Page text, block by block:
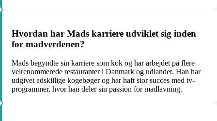
Hvordan har Mads karriere udviklet sig inden
for madverdenen?
Mads begyndte sin karriere som kok og har arbejdet på flere
velrenommerede restauranter i Danmark og udlandet. Han har
udgivet adskillige kogebøger og har haft stor succes med tv-
programmer, hvor han deler sin passion for madlavning.